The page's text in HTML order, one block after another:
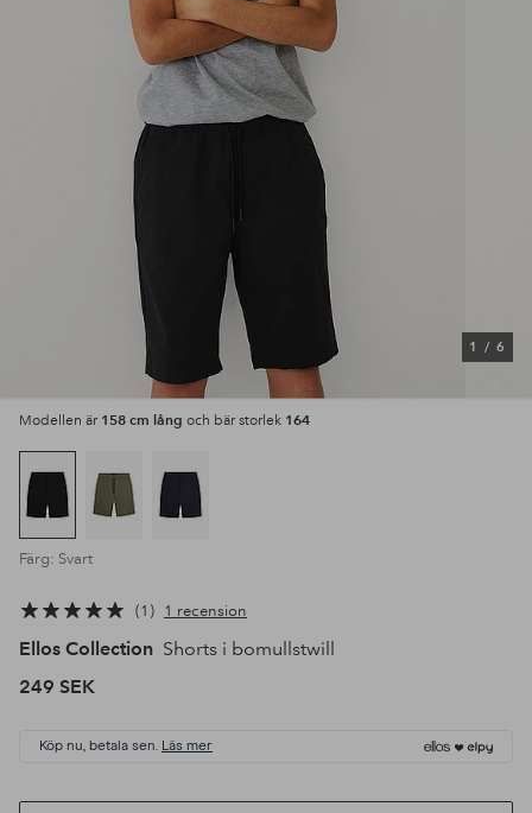
1 / 6
Modellen är 158 cm lång och bär storlek 164
Färg: Svart
1 1 recension
Ellos Collection Shorts i bomullstwill
249 SEK
Köp nu, betala sen. Läs mer